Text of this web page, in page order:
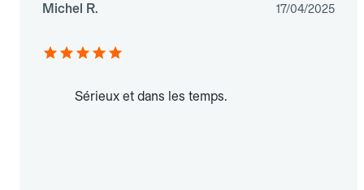
Michel R. 17/04/2025
Sérieux et dans les temps.